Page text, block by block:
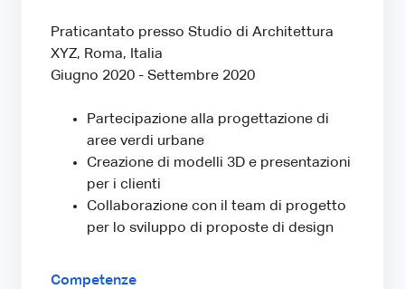
Praticantato presso Studio di Architettura
XYZ, Roma, Italia
Giugno 2020 - Settembre 2020
Partecipazione alla progettazione di
aree verdi urbane
Creazione di modelli 3D e presentazioni
per i clienti
Collaborazione con il team di progetto
per lo sviluppo di proposte di design
Competenze